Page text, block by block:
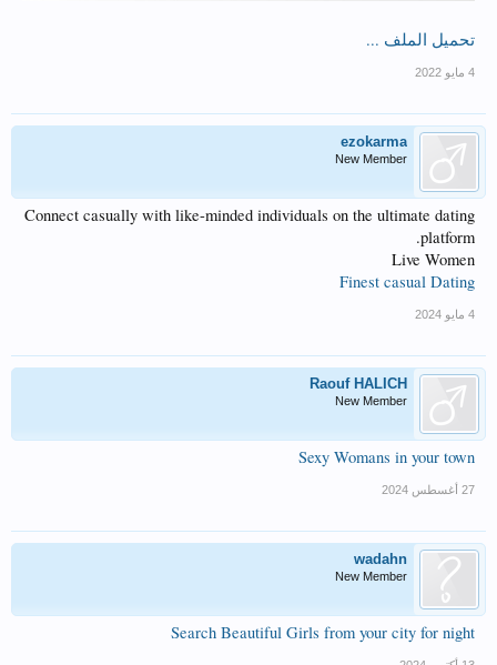
تحميل الملف ...
ezokarma
New Member
Connect casually with like-minded individuals on the ultimate dating
platform.
Live Women
Finest casual Dating
Raouf HALICH
New Member
Sexy Womans in your town
wadahn
New Member
Search Beautiful Girls from your city for night